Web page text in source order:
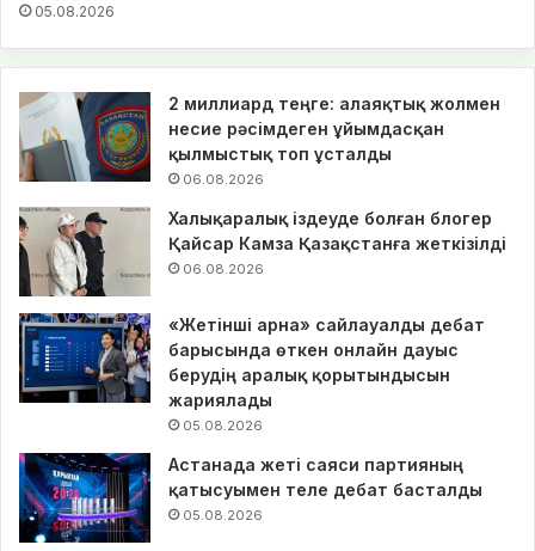
05.08.2026
2 миллиард теңге: алаяқтық жолмен
несие рәсімдеген ұйымдасқан
қылмыстық топ ұсталды
06.08.2026
Халықаралық іздеуде болған блогер
Қайсар Камза Қазақстанға жеткізілді
06.08.2026
«Жетінші арна» сайлауалды дебат
барысында өткен онлайн дауыс
берудің аралық қорытындысын
жариялады
05.08.2026
Астанада жеті саяси партияның
қатысуымен теле дебат басталды
05.08.2026